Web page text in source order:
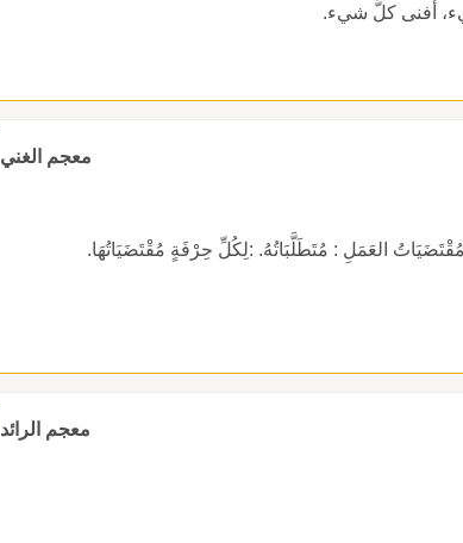
أفنى كلَّ شيء.
معجم الغني
العَمَلِ : مُتَطَلَّبَاتُهُ. :لِكُلِّ حِرْفَةٍ مُقْتَضَيَاتُهَا.
معجم الرائد